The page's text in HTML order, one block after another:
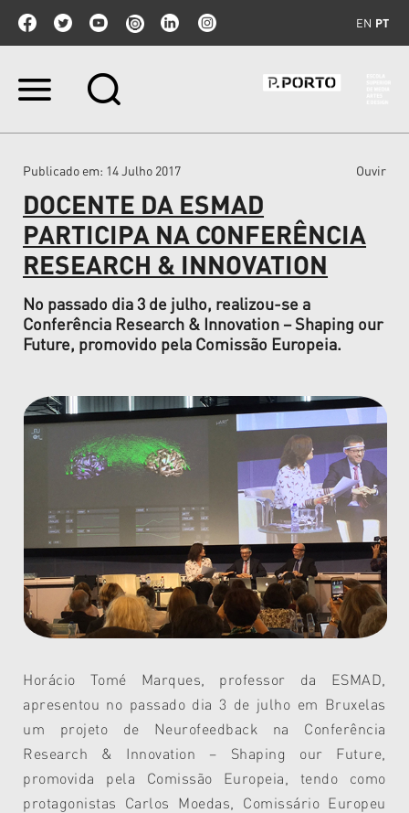
EN PT
Ir
Ir
navegação
Publicado em: 14 Julho 2017 Ouvir
DOCENTE DA ESMAD
PARTICIPA NA CONFERÊNCIA
RESEARCH & INNOVATION
No passado dia 3 de julho, realizou-se a
Conferência Research & Innovation – Shaping our
Future, promovido pela Comissão Europeia.
Horácio Tomé Marques, professor da ESMAD,
apresentou no passado dia 3 de julho em Bruxelas
um projeto de Neurofeedback na Conferência
Research & Innovation – Shaping our Future,
promovida pela Comissão Europeia, tendo como
protagonistas Carlos Moedas, Comissário Europeu